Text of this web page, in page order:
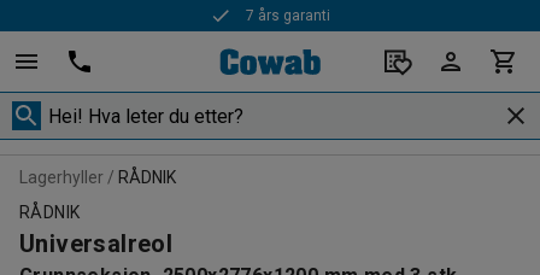
7 års garanti
Rask levering
Lagerhyller
RÅDNIK
RÅDNIK
Universalreol